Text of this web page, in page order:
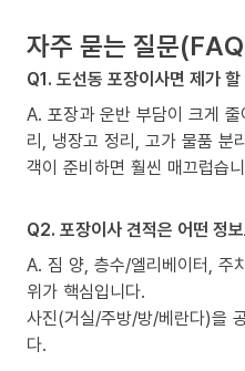
자주 묻는 질문
Q1. 도선동 포장이사면 제가
A. 포장과 운반 부담이 크게
리, 냉장고 정리, 고가 물품 분
객이 준비하면 훨씬 매끄럽습
Q2. 포장이사 견적은 어떤 정
A. 짐 양, 층수/엘리베이터, 주
위가 핵심입니다.
사진(거실/주방/방/베란다)을
다.